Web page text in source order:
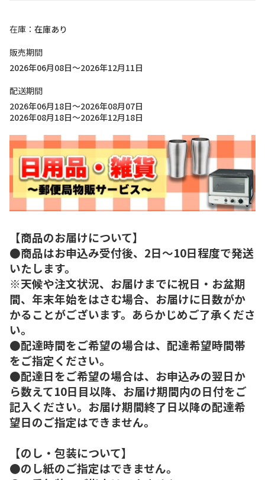
在庫
在庫あり
販売期間
2026年06月08日～2026年12月11日
配送期間
2026年06月18日～2026年08月07日
2026年08月18日～2026年12月18日
【商品のお届けについて】
●商品はお申込み受付後、2日～10日程度で発送
いたします。
※天候や注文状況、お届けまでに祝日・お盆期
間、年末年始をはさむ場合、お届けに日数がか
かることがございます。あらかじめご了承くださ
い。
●配達時間をご希望の場合は、配達希望時間帯
をご指定ください。
●配達日をご希望の場合は、お申込みの翌日か
ら数えて10日目以降、お届け期間内の日付をご
記入ください。お届け期間終了日以降の配達希
望日のご指定はできません。
【のし・包装について】
●のし紙のご指定はできません。